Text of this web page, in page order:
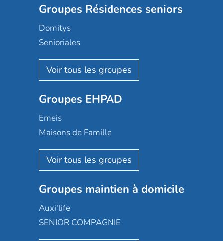
Groupes Résidences seniors
Domitys
Senioriales
Nohée
Les Résidentiels
Mobicap
Domusvi
Happy Senior
Aquarelia
Nexity edenea
Les jardins d'Arcadie
Occitalia
Appartseniors
Groupes EHPAD
Emeis
Maisons de Famille
Korian
Emera
Groupe SOS
Le Noble Âge
Almage
Groupes maintien à domicile
Auxi'life
SENIOR COMPAGNIE
AGE D'OR Services